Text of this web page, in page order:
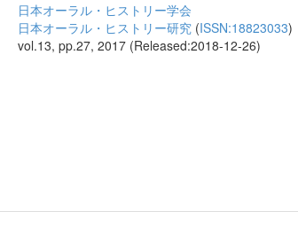
日本オーラル・ヒストリー学会
日本オーラル・ヒストリー研究 (ISSN:18823033)
vol.13, pp.27, 2017 (Released:2018-12-26)